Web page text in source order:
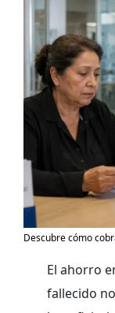
Descubre cómo
El ahorro
fallecido